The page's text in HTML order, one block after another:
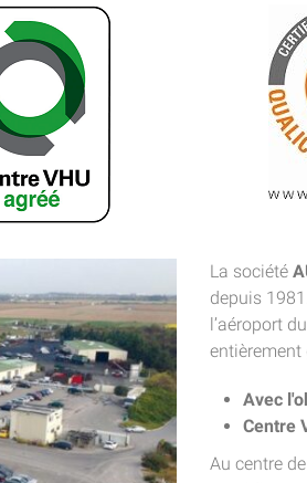
La société
depuis
l’aéroport
entièrement
Avec
Centre
Au centre